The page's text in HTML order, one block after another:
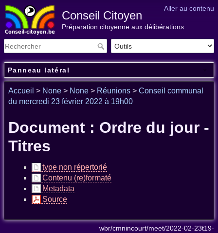
Aller au contenu
Conseil Citoyen
Préparation citoyenne aux délibérations
Panneau latéral
Accueil > None > None > Réunions > Conseil communal
du mercredi 23 février 2022 à 19h00
Document : Ordre du jour -
Titres
type non répertorié
Contenu (re)formaté
Metadata
Source
wbr/cmnincourt/meet/2022-02-23t19-